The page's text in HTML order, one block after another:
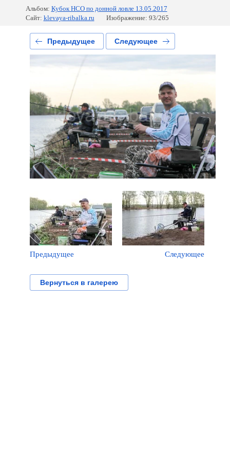
Альбом: Кубок НСО по донной ловле 13.05.2017
Сайт: klevaya-ribalka.ru Изображение: 93/265
Предыдущее Следующее
Предыдущее Следующее
Вернуться в галерею